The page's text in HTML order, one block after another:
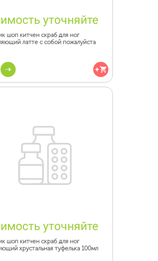
уточняйте
шоп китчен скраб для ног
латте с собой пожалуйста
уточняйте
шоп китчен скраб для ног
хрустальная туфелька 100мл